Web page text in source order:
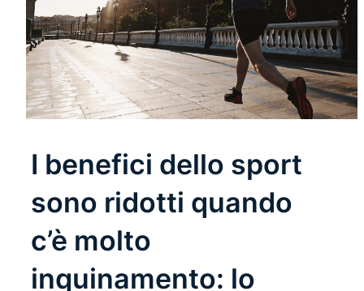
I benefici dello sport
sono ridotti quando
c’è molto
inquinamento: lo